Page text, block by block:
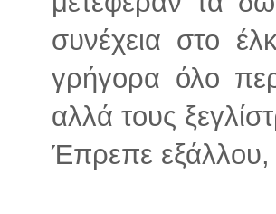
συνέχεια στο
γρήγορα όλο
αλλά τους
Έπρεπε εξάλλου,